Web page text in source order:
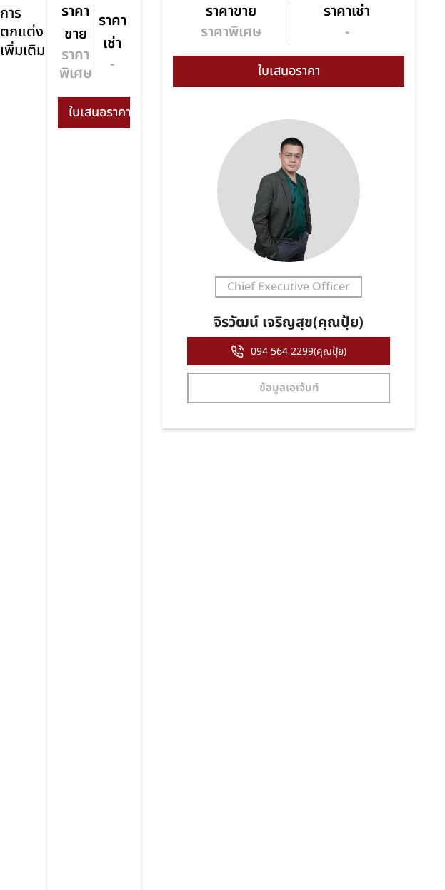
การ
ตกแต่ง
เพิ่มเติม
ราคา
ขาย
ราคา
พิเศษ
ราคา
เช่า
-
ราคาขาย
ราคาพิเศษ
ราคาเช่า
-
Chief Executive Officer
จิรวัฒน์ เจริญสุข(คุณปุ้ย)
094 564 2299(คุณปุ้ย)
ข้อมูลเอเจ้นท์